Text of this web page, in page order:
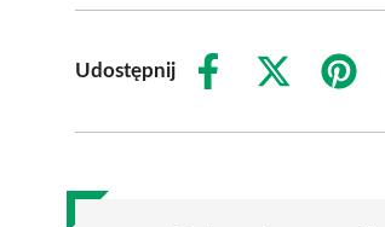
Udostępnij
Share
Share
(Twitter)
Share